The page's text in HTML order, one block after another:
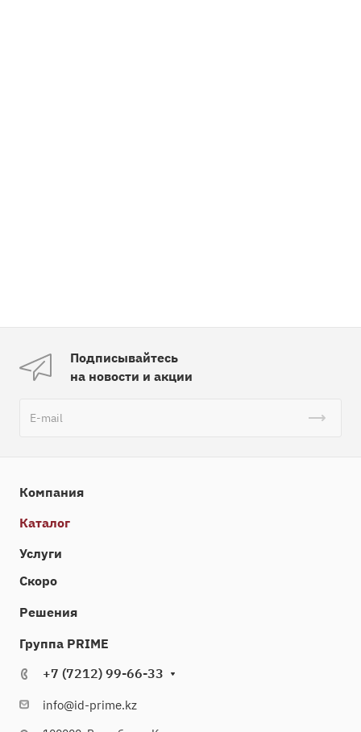
Подписывайтесь
на новости и акции
Компания
Каталог
Услуги
Скоро
Решения
Группа PRIME
+7 (7212) 99-66-33
info@id-prime.kz